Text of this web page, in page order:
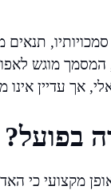
תנאים
מוגש
אך עדיין אינו
בפועל?
כי האדם